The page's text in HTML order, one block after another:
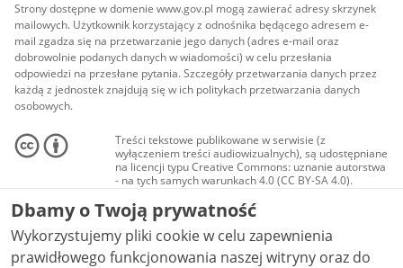
Strony dostępne w domenie www.gov.pl mogą zawierać adresy skrzynek
mailowych. Użytkownik korzystający z odnośnika będącego adresem e-
mail zgadza się na przetwarzanie jego danych (adres e-mail oraz
dobrowolnie podanych danych w wiadomości) w celu przesłania
odpowiedzi na przesłane pytania. Szczegóły przetwarzania danych przez
każdą z jednostek znajdują się w ich politykach przetwarzania danych
osobowych.
Treści tekstowe publikowane w serwisie (z
wyłączeniem treści audiowizualnych), są udostępniane
na licencji typu Creative Commons: uznanie autorstwa
- na tych samych warunkach 4.0 (CC BY-SA 4.0).
Materiały audiowizualne, w tym zdjęcia, materiały
audio i wideo, są udostępniane na licencji typu
Creative Commons: uznanie autorstwa użycie
niekomercyjne - bez utworów zależnych 4.0 (CC BY-
NC-ND 4.0), o ile nie jest to stwierdzone inaczej.
Dbamy o Twoją prywatność
Wykorzystujemy pliki cookie w celu zapewnienia
prawidłowego funkcjonowania naszej witryny oraz do